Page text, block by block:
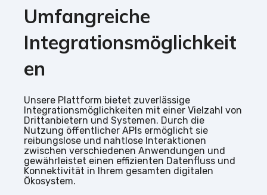
Umfangreiche
Integrationsmöglichkeit
en
Unsere Plattform bietet zuverlässige
Integrationsmöglichkeiten mit einer Vielzahl von
Drittanbietern und Systemen. Durch die
Nutzung öffentlicher APIs ermöglicht sie
reibungslose und nahtlose Interaktionen
zwischen verschiedenen Anwendungen und
gewährleistet einen effizienten Datenfluss und
Konnektivität in Ihrem gesamten digitalen
Ökosystem.